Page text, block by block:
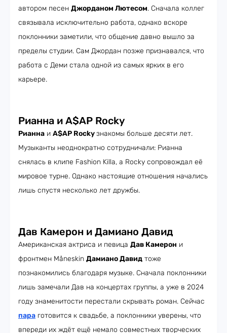
автором песен Джорданом Лютесом. Сначала коллег
связывала исключительно работа, однако вскоре
поклонники заметили, что общение давно вышло за
пределы студии. Сам Джордан позже признавался, что
работа с Деми стала одной из самых ярких в его
карьере.
Рианна и A$AP Rocky
Рианна и A$AP Rockyзнакомы больше десяти лет.
Музыканты неоднократно сотрудничали: Рианна
снялась в клипе Fashion Killa, а Rocky сопровождал её
мировое турне. Однако настоящие отношения начались
лишь спустя несколько лет дружбы.
Дав Камерон и Дамиано Давид
Американская актриса и певица Дав Камерон и
фронтмен Måneskin Дамиано Давид тоже
познакомились благодаря музыке. Сначала поклонники
лишь замечали Дав на концертах группы, а уже в 2024
году знаменитости перестали скрывать роман. Сейчас
пара готовится к свадьбе, а поклонники уверены, что
впереди их ждёт ещё немало совместных творческих